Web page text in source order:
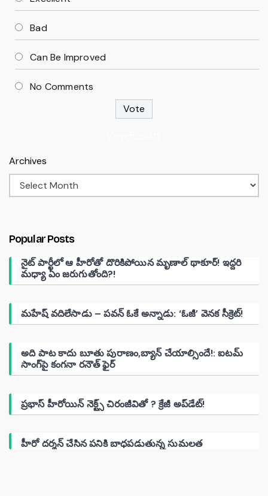
Bad
Can Be Improved
No Comments
Archives
Popular Posts
నైట్ పార్టీలో ఆ హీరోతో దొరికిపోయిన మృణాల్ థాకూర్! ఇద్దరి
మధ్యా ఏం జరుగుతోంది?!
మహేష్ వదిలేసాడు – పవన్ ఓకే అన్నాడు: ‘ఓజీ’ వెనక సీక్రెట్!
అది పాట కాదు బూతు పురాణం,బ్యాన్ చేయాల్సిందే!: ఐటమ్
సాంగ్‌పై కంగనా రనౌత్ ఫైర్
ప్రభాస్ హీరోయిన్ నెక్ట్స్ చిరంజీవితో ? క్రేజీ అప్‌డేట్!
హీరో దర్శన్ చేసిన పనికి బాధపడుతున్న సుమలత